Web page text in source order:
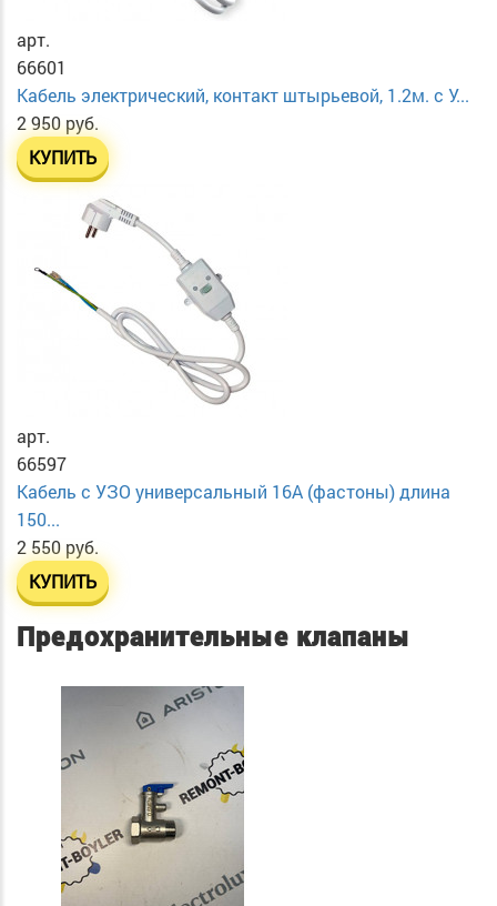
арт.
66601
Кабель электрический, контакт штырьевой, 1.2м. с У...
2 950 руб.
КУПИТЬ
арт.
66597
Кабель с УЗО универсальный 16А (фастоны) длина
150...
2 550 руб.
КУПИТЬ
Предохранительные клапаны